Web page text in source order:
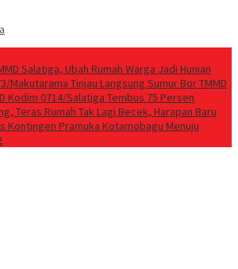
Salatiga, Ubah Rumah Warga Jadi Hunian
Makutarama Tinjau Langsung Sumur Bor TMMD
Kodim 0714/Salatiga Tembus 75 Persen
Teras Rumah Tak Lagi Becek, Harapan Baru
Kontingen Pramuka Kotamobagu Menuju